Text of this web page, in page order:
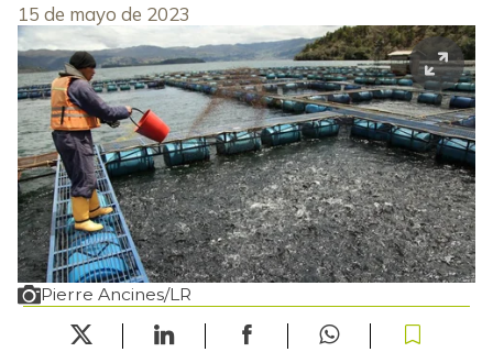
15 de mayo de 2023
Pierre Ancines/LR